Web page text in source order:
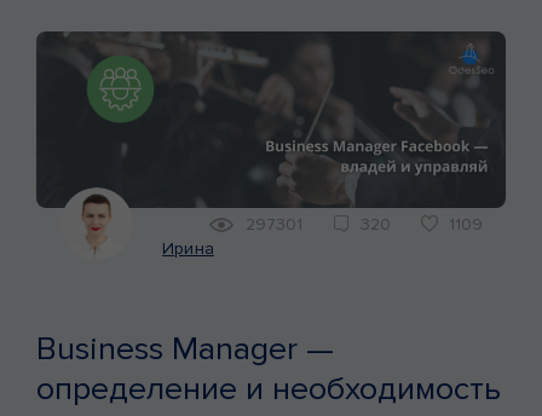
ВЕБ-РАЗРАБОТКА
КЕЙСЫ
МАРКЕТИНГ
Ирина
297301 320 1109
Business Manager —
определение и необходимость